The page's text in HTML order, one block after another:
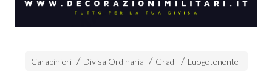
Carabinieri Divisa Ordinaria Gradi Luogotenente